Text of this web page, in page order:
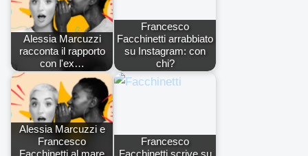
Alessia Marcuzzi
racconta il rapporto
con l'ex…
Francesco
Facchinetti arrabbiato
su Instagram: con
chi?
Alessia Marcuzzi e
Francesco
Francesco